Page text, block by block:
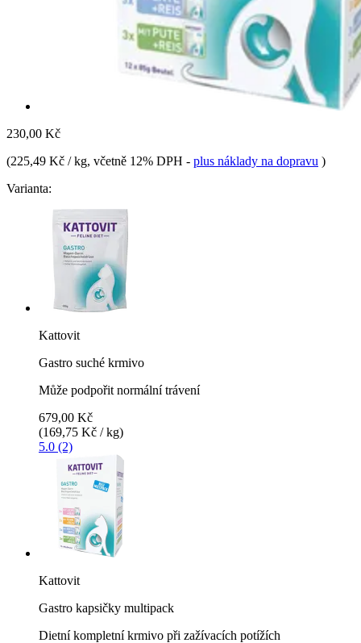
230,00 Kč
(225,49 Kč / kg, včetně 12% DPH - plus náklady na dopravu )
Varianta:
Kattovit
Gastro suché krmivo
Může podpořit normální trávení
679,00 Kč
(169,75 Kč / kg)
5.0 (2)
Kattovit
Gastro kapsičky multipack
Dietní kompletní krmivo při zažívacích potížích